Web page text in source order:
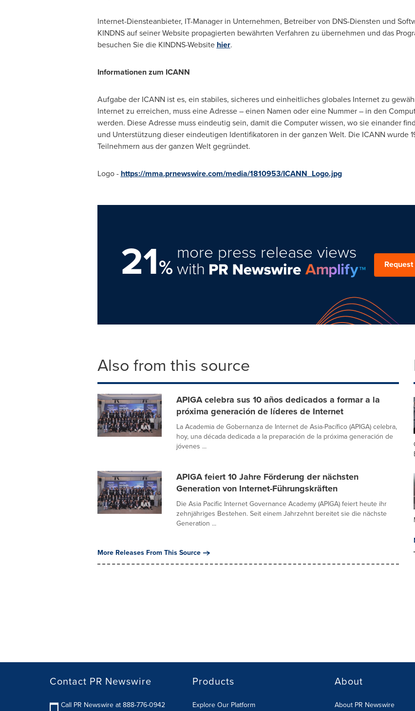
Internet-Diensteanbieter, IT-Manager in Unternehmen, Betreiber von DNS-Diensten und
KINDNS auf seiner Website propagierten bewährten Verfahren zu übernehmen und das
besuchen Sie die KINDNS-Website hier.
Informationen zum ICANN
Aufgabe der ICANN ist es, ein stabiles, sicheres und einheitliches globales Internet zu
Internet zu erreichen, muss eine Adresse – einen Namen oder eine Nummer – in den
werden. Diese Adresse muss eindeutig sein, damit die Computer wissen, wo sie einander
und Unterstützung dieser eindeutigen Identifikatoren in der ganzen Welt. Die ICANN wurde
Teilnehmern aus der ganzen Welt gegründet.
Logo - https://mma.prnewswire.com/media/1810953/ICANN_Logo.jpg
21%
more press release views
with
Also from this source
APIGA celebra sus 10 años dedicados a formar a la
próxima generación de líderes de Internet
La Academia de Gobernanza de Internet de Asia-Pacífico (APIGA) celebra,
hoy, una década dedicada a la preparación de la próxima generación de
jóvenes ...
APIGA feiert 10 Jahre Förderung der nächsten
Generation von Internet-Führungskräften
Die Asia Pacific Internet Governance Academy (APIGA) feiert heute ihr
zehnjähriges Bestehen. Seit einem Jahrzehnt bereitet sie die nächste
Generation ...
More Releases From This Source
Contact PR Newswire
Call PR Newswire at 888-776-0942
Products
Explore Our Platform
About
About PR Newswire